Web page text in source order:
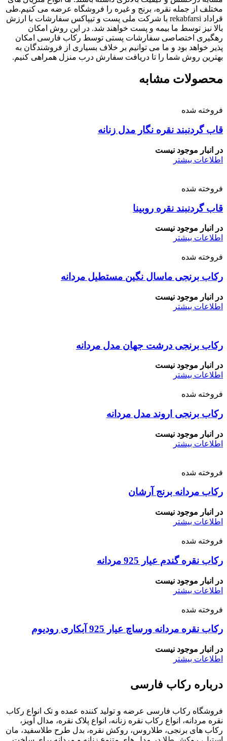
مختلف از جمله نقره، برنج و غیره را فروشگاه عرضه می کنیم.طی
قراداد rekabfarsi با شرکت ملی پست و تیپاکس سفارشات با ارزش
بالا نیز توسط ما بیمه و پست خواهند شد. در این روش امکان
رهگیری اختصاصی سفارشات پستی توسط رکاب فارسی امکان
پذیر خواهد بود و ما می توانیم بر خلاف بسیاری از فروشندگان به
بهترین روش شما را تا دریافت سفارش درب منزل همراهی کنیم.
محصولات مشابه
فروخته شده
قاب گردنبند نقره نگار مدل زنانه
در انبار موجود نیست
اطلاعات بیشتر
فروخته شده
قاب گردنبند نقره روبینا
در انبار موجود نیست
اطلاعات بیشتر
فروخته شده
رکاب برنجی ماسال نگین مستطیل مردانه
در انبار موجود نیست
اطلاعات بیشتر
رکاب برنجی درشت جهان مدل مردانه
در انبار موجود نیست
اطلاعات بیشتر
فروخته شده
رکاب برنجی اروند مدل مردانه
در انبار موجود نیست
اطلاعات بیشتر
فروخته شده
رکاب مردانه برنج آرشان
در انبار موجود نیست
اطلاعات بیشتر
فروخته شده
رکاب نقره گندم عیار 925 مردانه
در انبار موجود نیست
اطلاعات بیشتر
فروخته شده
رکاب نقره مردانه ورساچ عیار 925 آبکاری رودیوم
در انبار موجود نیست
اطلاعات بیشتر
درباره رکاب فارسی
فروشگاه رکاب فارسی عرضه و تولید کننده عمده و تک انواع رکاب
نقره مردانه، انواع رکاب نقره زنانه، انواع پلاک نقره، مدال آویز،
رکاب های برنجی، طلاروس، روکش نقره، بدل طرح طلاسفید، مان